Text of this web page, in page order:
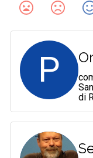
P
di